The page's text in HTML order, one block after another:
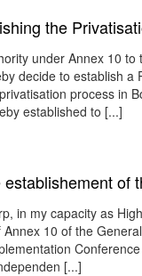
the
under Annex 10
decide to establish
process in
established to [...]
of
in my capacity as
10 of the
[...]